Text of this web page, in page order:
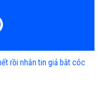
rồi nhắn tin giả bắt cóc